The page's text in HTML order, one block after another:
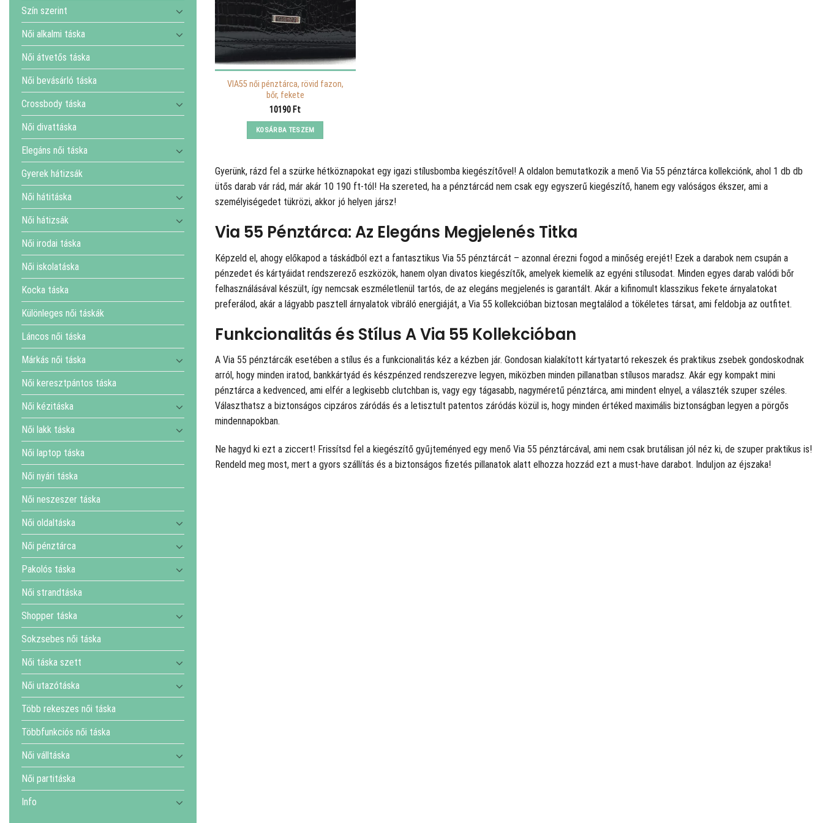
Szín szerint
Női alkalmi táska
Női átvetős táska
Női bevásárló táska
Crossbody táska
Női divattáska
Elegáns női táska
Gyerek hátizsák
Női hátitáska
Női hátizsák
Női irodai táska
Női iskolatáska
Kocka táska
Különleges női táskák
Láncos női táska
Márkás női táska
Női keresztpántos táska
Női kézitáska
Női lakk táska
Női laptop táska
Női nyári táska
Női neszeszer táska
Női oldaltáska
Női pénztárca
Pakolós táska
Női strandtáska
Shopper táska
Sokzsebes női táska
Női táska szett
Női utazótáska
Több rekeszes női táska
Többfunkciós női táska
Női válltáska
Női partitáska
Info
VIA55 női pénztárca, rövid fazon,
bőr, fekete
10190 Ft
KOSÁRBA TESZEM
Gyerünk, rázd fel a szürke hétköznapokat egy igazi stílusbomba kiegészítővel! A oldalon bemutatkozik a menő Via 55 pénztárca kollekciónk, ahol 1 db db
ütős darab vár rád, már akár 10 190 ft-tól! Ha szereted, ha a pénztárcád nem csak egy egyszerű kiegészítő, hanem egy valóságos ékszer, ami a
személyiségedet tükrözi, akkor jó helyen jársz!
Via 55 Pénztárca: Az Elegáns Megjelenés Titka
Képzeld el, ahogy előkapod a táskádból ezt a fantasztikus Via 55 pénztárcát – azonnal érezni fogod a minőség erejét! Ezek a darabok nem csupán a
pénzedet és kártyáidat rendszerező eszközök, hanem olyan divatos kiegészítők, amelyek kiemelik az egyéni stílusodat. Minden egyes darab valódi bőr
felhasználásával készült, így nemcsak eszméletlenül tartós, de az elegáns megjelenés is garantált. Akár a kifinomult klasszikus fekete árnyalatokat
preferálod, akár a lágyabb pasztell árnyalatok vibráló energiáját, a Via 55 kollekcióban biztosan megtalálod a tökéletes társat, ami feldobja az outfitet.
Funkcionalitás és Stílus A Via 55 Kollekcióban
A Via 55 pénztárcák esetében a stílus és a funkcionalitás kéz a kézben jár. Gondosan kialakított kártyatartó rekeszek és praktikus zsebek gondoskodnak
arról, hogy minden iratod, bankkártyád és készpénzed rendszerezve legyen, miközben minden pillanatban stílusos maradsz. Akár egy kompakt mini
pénztárca a kedvenced, ami elfér a legkisebb clutchban is, vagy egy tágasabb, nagyméretű pénztárca, ami mindent elnyel, a választék szuper széles.
Választhatsz a biztonságos cipzáros záródás és a letisztult patentos záródás közül is, hogy minden értéked maximális biztonságban legyen a pörgős
mindennapokban.
Ne hagyd ki ezt a ziccert! Frissítsd fel a kiegészítő gyűjteményed egy menő Via 55 pénztárcával, ami nem csak brutálisan jól néz ki, de szuper praktikus is!
Rendeld meg most, mert a gyors szállítás és a biztonságos fizetés pillanatok alatt elhozza hozzád ezt a must-have darabot. Induljon az éjszaka!